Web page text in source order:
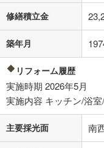
不動産会
修繕積立金
築年月
リフォーム履歴
実施時期 2026年5月
実施内容 キッチン/浴
主要採光面 南